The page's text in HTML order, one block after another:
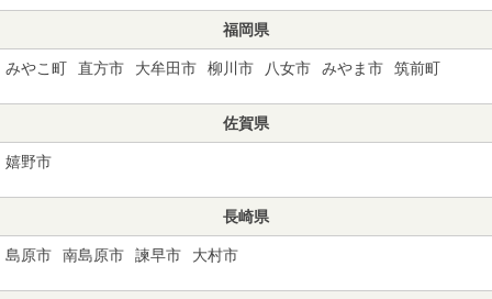
福岡県
みやこ町 直方市 大牟田市 柳川市 八女市 みやま市 筑前町
佐賀県
嬉野市
長崎県
島原市 南島原市 諫早市 大村市